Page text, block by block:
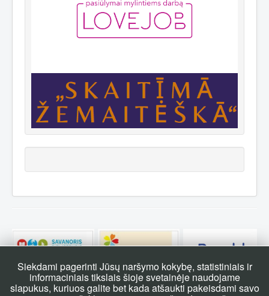
Siekdami pagerinti Jūsų naršymo kokybę, statistiniais ir
informaciniais tikslais šioje svetainėje naudojame
slapukus, kuriuos galite bet kada atšaukti pakeisdami savo